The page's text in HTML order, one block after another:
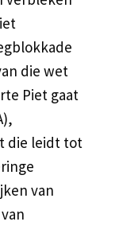
die wet
Piet gaat
die leidt tot
van